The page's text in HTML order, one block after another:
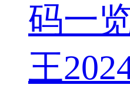
码一
王